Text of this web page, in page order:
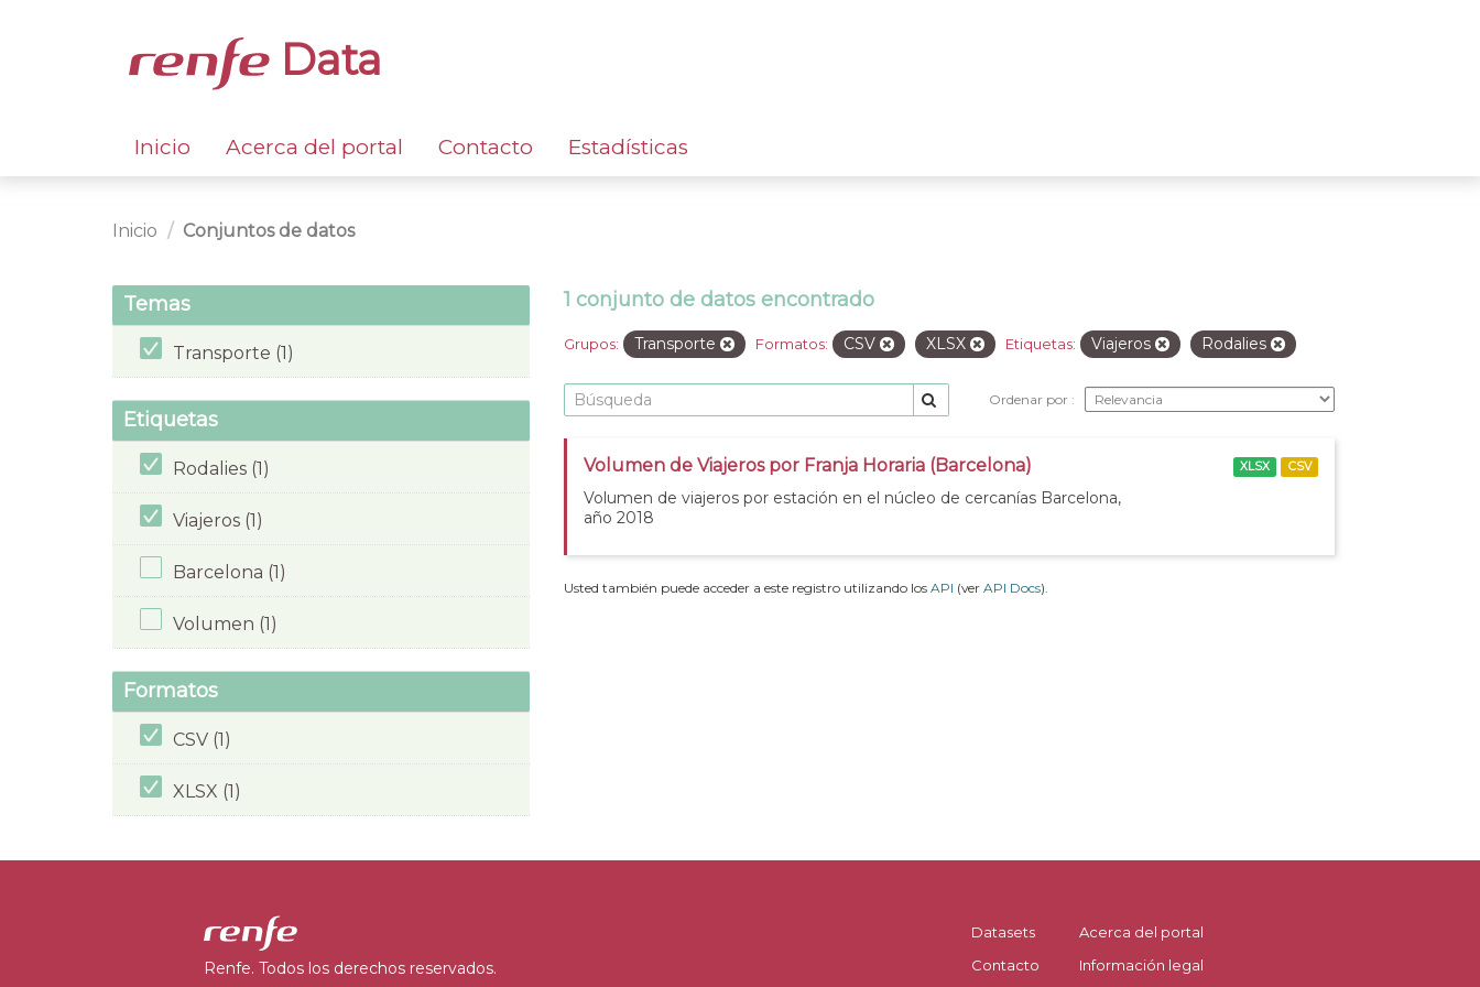
Data
Inicio Acerca del portal Contacto Estadísticas
Inicio Conjuntos de datos
Temas
Transporte (1)
Etiquetas
Rodalies (1)
Viajeros (1)
Barcelona (1)
Volumen (1)
Formatos
CSV (1)
XLSX (1)
1 conjunto de datos encontrado
Grupos: Transporte Formatos: CSV XLSX Etiquetas: Viajeros Rodalies
Ordenar por
Volumen de Viajeros por Franja Horaria (Barcelona)
Volumen de viajeros por estación en el núcleo de cercanías Barcelona,
año 2018
XLSX CSV
Usted también puede acceder a este registro utilizando los API (ver API Docs).
Renfe. Todos los derechos reservados.
Datasets
Contacto
Acerca del portal
Información legal